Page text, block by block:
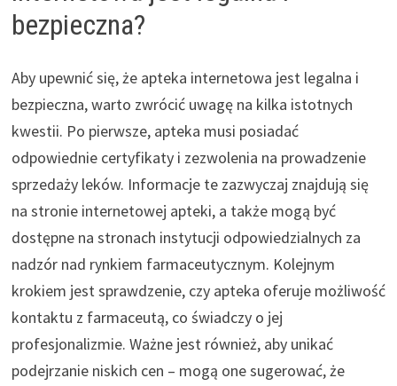
bezpieczna?
Aby upewnić się, że apteka internetowa jest legalna i
bezpieczna, warto zwrócić uwagę na kilka istotnych
kwestii. Po pierwsze, apteka musi posiadać
odpowiednie certyfikaty i zezwolenia na prowadzenie
sprzedaży leków. Informacje te zazwyczaj znajdują się
na stronie internetowej apteki, a także mogą być
dostępne na stronach instytucji odpowiedzialnych za
nadzór nad rynkiem farmaceutycznym. Kolejnym
krokiem jest sprawdzenie, czy apteka oferuje możliwość
kontaktu z farmaceutą, co świadczy o jej
profesjonalizmie. Ważne jest również, aby unikać
podejrzanie niskich cen – mogą one sugerować, że